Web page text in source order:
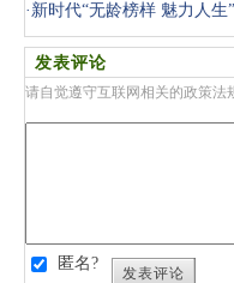
· 新时代“无龄榜样 魅力人生
发表评论
请自觉遵守互联网相关的政策法
匿名?
发表评论